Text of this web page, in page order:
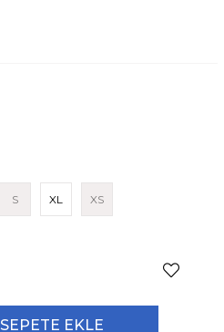
S XL XS